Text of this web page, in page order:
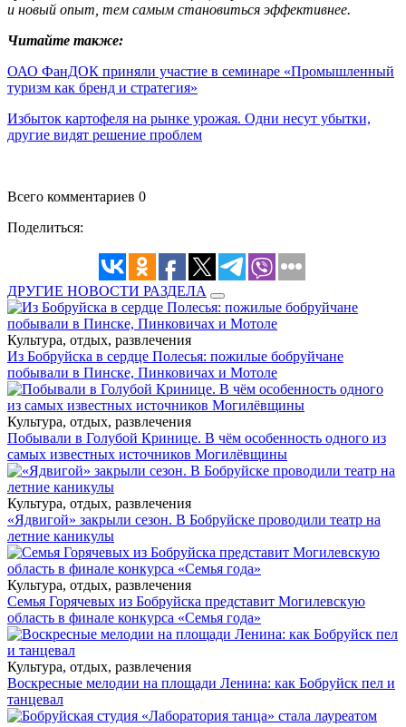
и новый опыт, тем самым становиться эффективнее.
Читайте также:
ОАО ФанДОК приняли участие в семинаре «Промышленный
туризм как бренд и стратегия»
Избыток картофеля на рынке урожая. Одни несут убытки,
другие видят решение проблем
Всего комментариев 0
Поделиться:
ДРУГИЕ НОВОСТИ РАЗДЕЛА
Культура, отдых, развлечения
Из Бобруйска в сердце Полесья: пожилые бобруйчане
побывали в Пинске, Пинковичах и Мотоле
Культура, отдых, развлечения
Побывали в Голубой Кринице. В чём особенность одного из
самых известных источников Могилёвщины
Культура, отдых, развлечения
«Ядвигой» закрыли сезон. В Бобруйске проводили театр на
летние каникулы
Культура, отдых, развлечения
Семья Горячевых из Бобруйска представит Могилевскую
область в финале конкурса «Семья года»
Культура, отдых, развлечения
Воскресные мелодии на площади Ленина: как Бобруйск пел и
танцевал